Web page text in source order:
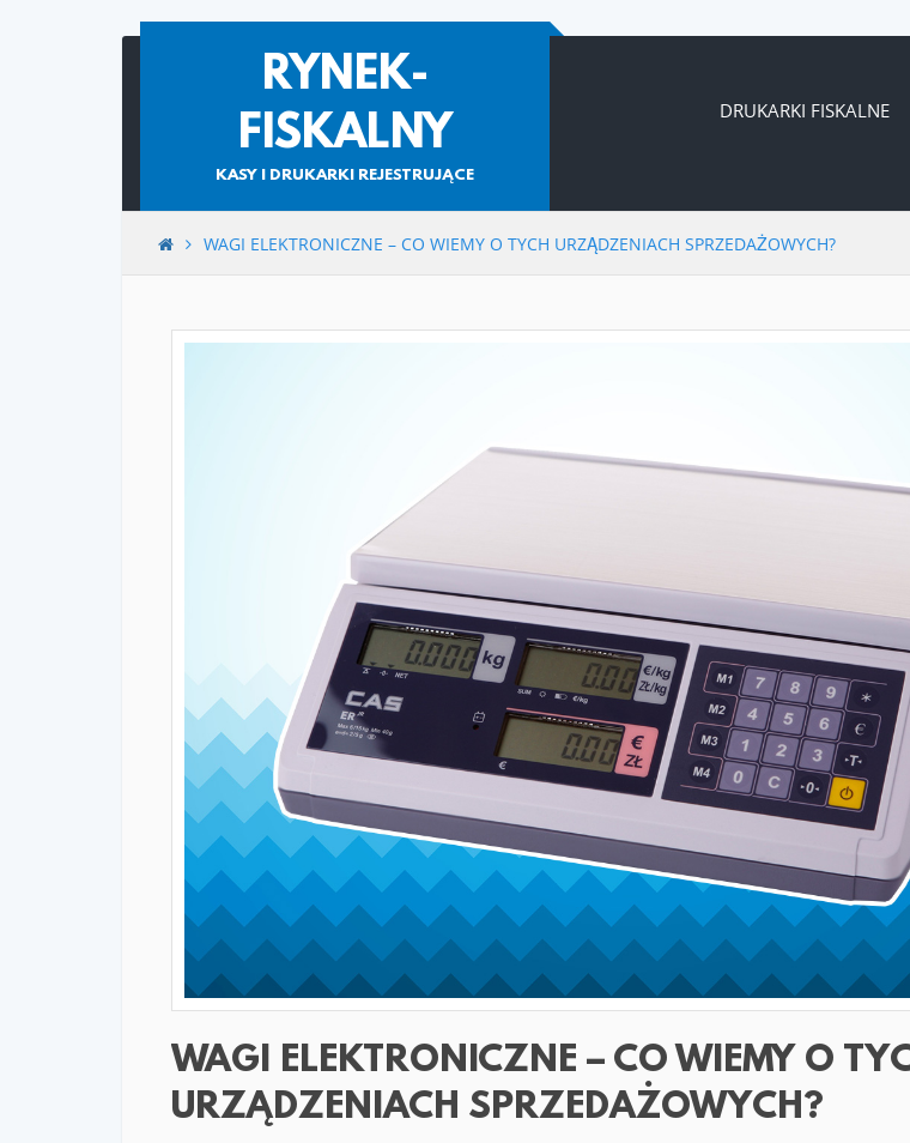
RYNEK-
FISKALNY
KASY I DRUKARKI REJESTRUJĄCE
DRUKARKI FISKALNE
WAGI ELEKTRONICZNE – CO WIEMY O TYCH URZĄDZENIACH SPRZEDAŻOWYCH?
WAGI ELEKTRONICZNE – CO WIEMY O
URZĄDZENIACH SPRZEDAŻOWYCH?